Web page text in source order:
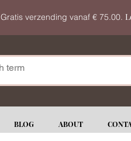
Gratis verzending vanaf € 75.00.
BLOG ABOUT